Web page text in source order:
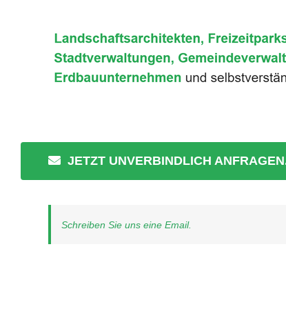
JETZT UNVERBINDLICH
Schreiben Sie uns eine Email.